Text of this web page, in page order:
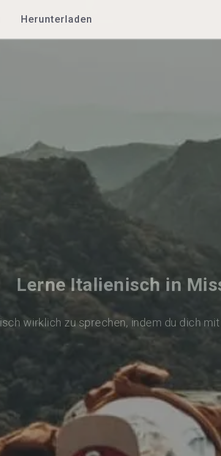
Herunterladen
Lerne Italienisch in
wirklich zu sprechen, indem du dich